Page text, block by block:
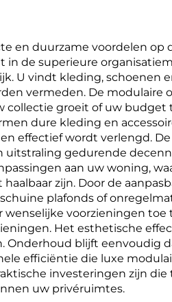
en duurzame voordelen op
de superieure
U vindt kleding, schoenen
vermeden. De
groeit of uw
dure kleding en
effectief wordt verlengd.
gedurende
aan uw woning,
zijn. Door de
plafonds of
voorzieningen
Het esthetische
Onderhoud blijft eenvoudig
efficiëntie die luxe
investeringen zijn
uw privéruimtes.